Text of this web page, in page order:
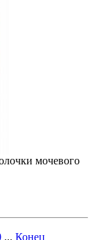
мочевого
... Конец